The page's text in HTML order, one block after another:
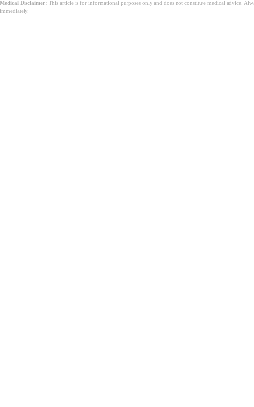
Medical Disclaimer: This article is for informational purposes only and does not constitute medical advice.
immediately.